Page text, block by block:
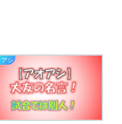
アシ